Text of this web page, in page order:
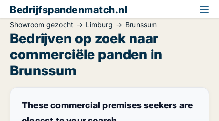
Bedrijfspandenmatch.nl
Showroom gezocht Limburg Brunssum
Bedrijven op zoek naar
commerciële panden in
Brunssum
These commercial premises seekers are